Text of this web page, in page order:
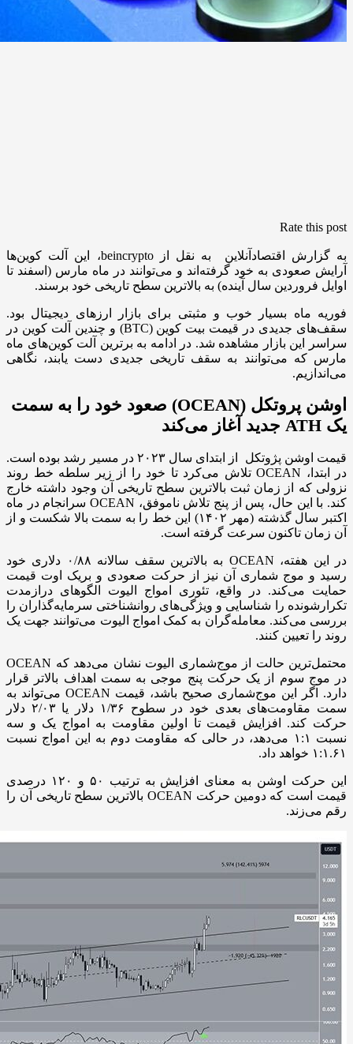
Rate this post
به گزارش اقتصادآنلاین به نقل از beincrypto، این آلت‌ کوین‌ها
آرایش صعودی به خود گرفته‌اند و می‌توانند در ماه مارس (اسفند تا
اوایل فروردین سال آینده) به بالاترین سطح تاریخی خود برسند.
فوریه ماه بسیار خوب و مثبتی برای بازار ارزهای دیجیتال بود.
سقف‌های جدیدی در قیمت بیت کوین (BTC) و چندین آلت کوین در
سراسر این بازار مشاهده شد. در ادامه به برترین آلت کوین‌های ماه
مارس که می‌توانند به سقف تاریخی جدیدی دست یابند، نگاهی
می‌اندازیم.
اوشن پروتکل (OCEAN) صعود خود را به سمت
یک ATH جدید آغاز می‌کند
قیمت اوشن پژوتکل از ابتدای سال ۲۰۲۳ در مسیر رشد بوده است.
در ابتدا، OCEAN تلاش می‌کرد تا خود را از زیر سلطه خط روند
نزولی که از زمان ثبت بالاترین سطح تاریخی آن وجود داشته خارج
کند. با این حال، پس از پنج تلاش ناموفق، OCEAN سرانجام در ماه
اکتبر سال گذشته (مهر ۱۴۰۲) این خط را به سمت بالا شکست و از
آن زمان تاکنون سرعت گرفته است.
در این هفته، OCEAN به بالاترین سقف سالانه ۰/۸۸ دلاری خود
رسید و موج شماری آن نیز از حرکت صعودی و بریک اوت قیمت
حمایت می‌کند. در واقع، تئوری امواج الیوت الگوهای درازمدت
تکرارشونده را شناسایی و ویژگی‌های روانشناختی سرمایه‌گذاران را
بررسی می‌کند. معامله‌گران به کمک امواج الیوت می‌توانند جهت یک
روند را تعیین کنند.
محتمل‌ترین حالت از موج‌شماری الیوت نشان می‌دهد که OCEAN
در موج سوم از یک حرکت پنج موجی به سمت اهداف بالاتر قرار
دارد. اگر این موج‌شماری صحیح باشد، قیمت OCEAN می‌تواند به
سمت مقاومت‌های بعدی خود در سطوح ۱/۳۶ دلار یا ۲/۰۳ دلار
حرکت کند. افزایش قیمت تا اولین مقاومت به امواج یک و سه
نسبت ۱:۱ می‌دهد، در حالی که مقاومت دوم به این امواج نسبت
۱:۱.۶۱ خواهد داد.
این حرکت اوشن به معنای افزایش به ترتیب ۵۰ و ۱۲۰ درصدی
قیمت است که دومین حرکت OCEAN بالاترین سطح تاریخی آن را
رقم می‌زند.